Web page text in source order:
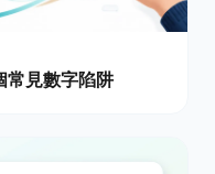
常見數字陷阱